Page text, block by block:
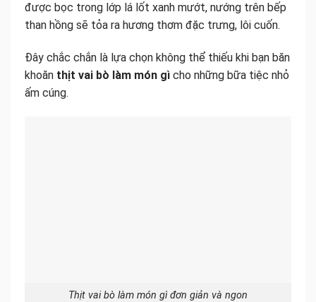
được bọc trong lớp lá lốt xanh mướt, nướng trên bếp
than hồng sẽ tỏa ra hương thơm đặc trưng, lôi cuốn.
Đây chắc chắn là lựa chọn không thể thiếu khi bạn băn
khoăn thịt vai bò làm món gì cho những bữa tiệc nhỏ
ấm cúng.
Thịt vai bò làm món gì đơn giản và ngon